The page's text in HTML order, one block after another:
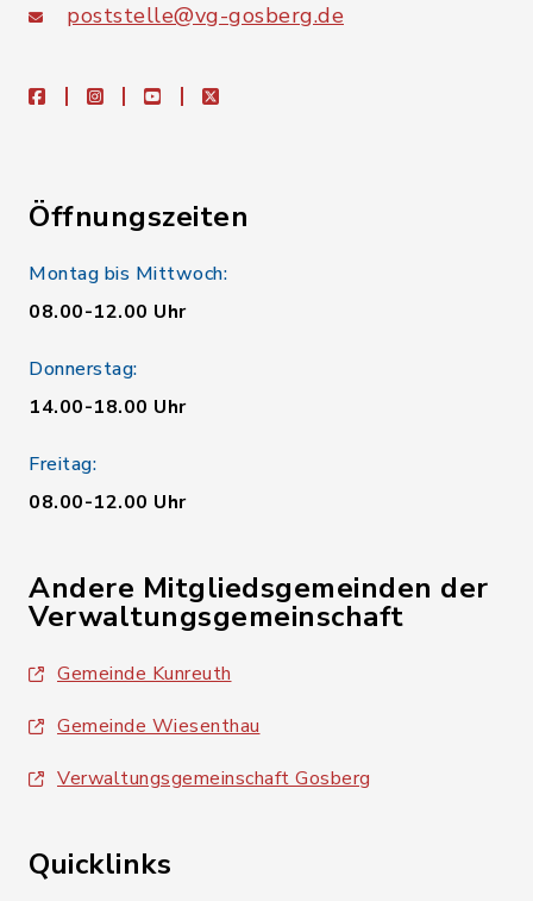
poststelle@vg-gosberg.de
facebookinstagramyoutubeX
Öffnungszeiten
Montag bis Mittwoch:
08.00-12.00 Uhr
Donnerstag:
14.00-18.00 Uhr
Freitag:
08.00-12.00 Uhr
Andere Mitgliedsgemeinden der
Verwaltungsgemeinschaft
Gemeinde Kunreuth
Gemeinde Wiesenthau
Verwaltungsgemeinschaft Gosberg
Quicklinks